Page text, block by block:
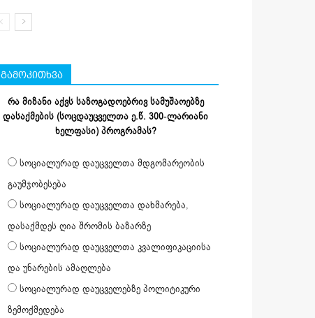
გამოკითხვა
რა მიზანი აქვს საზოგადოებრივ სამუშაოებზე
დასაქმების (სოცდაუცველთა ე.წ. 300-ლარიანი
ხელფასი) პროგრამას?
სოციალურად დაუცველთა მდგომარეობის
გაუმჯობესება
სოციალურად დაუცველთა დახმარება,
დასაქმდეს ღია შრომის ბაზარზე
სოციალურად დაუცველთა კვალიფიკაციისა
და უნარების ამაღლება
სოციალურად დაუცველებზე პოლიტიკური
ზემოქმედება